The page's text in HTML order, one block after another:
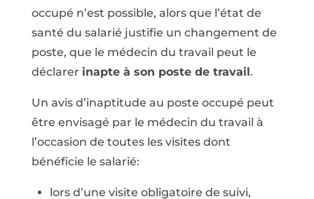
occupé n’est possible, alors que l’état de
santé du salarié justifie un changement de
poste, que le médecin du travail peut le
déclarer inapte à son poste de travail.
Un avis d’inaptitude au poste occupé peut
être envisagé par le médecin du travail à
l’occasion de toutes les visites dont
bénéficie le salarié:
lors d’une visite obligatoire de suivi,